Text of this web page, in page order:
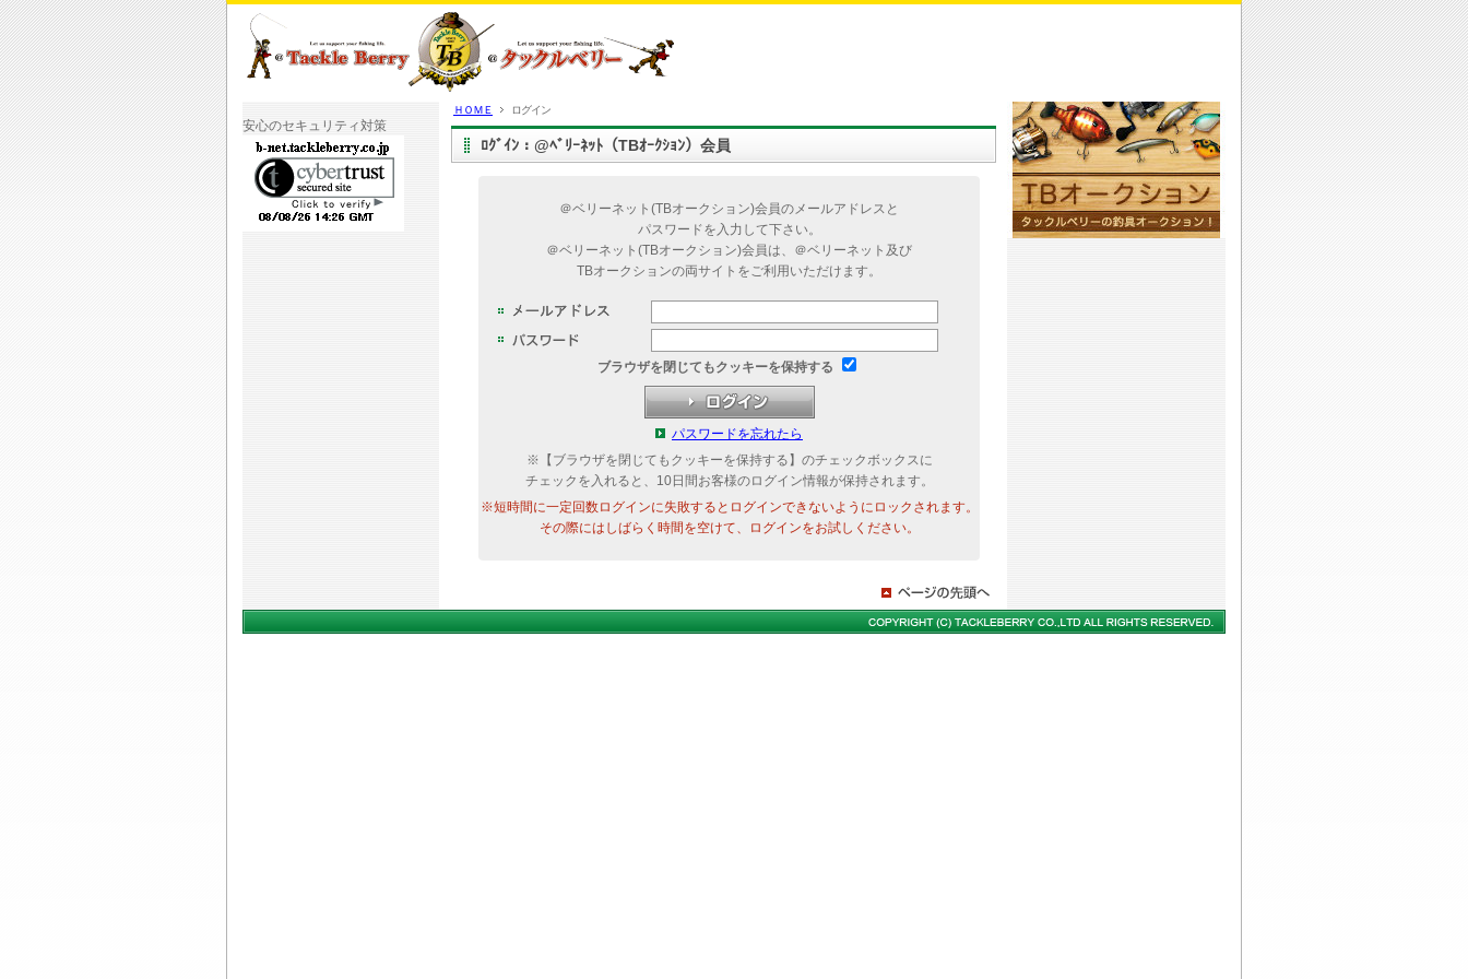
ＨＯＭＥ ログイン
ﾛｸﾞｲﾝ：@ﾍﾞﾘｰﾈｯﾄ（TBｵｰｸｼｮﾝ）会員
＠ベリーネット(TBオークション)会員のメールアドレスと
パスワードを入力して下さい。
＠ベリーネット(TBオークション)会員は、＠ベリーネット及び
TBオークションの両サイトをご利用いただけます。
パスワードを忘れたら
※【ブラウザを閉じてもクッキーを保持する】のチェックボックスに
チェックを入れると、10日間お客様のログイン情報が保持されます。
※短時間に一定回数ログインに失敗するとログインできないようにロックされます。
その際にはしばらく時間を空けて、ログインをお試しください。
ブラウザを閉じてもクッキーを保持する
安心のセキュリティ対策